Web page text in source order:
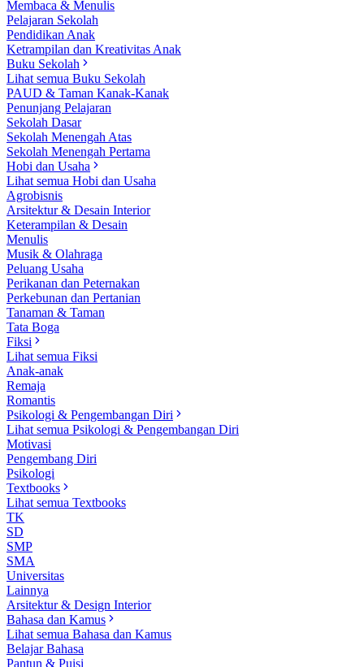
Membaca & Menulis
Pelajaran Sekolah
Pendidikan Anak
Ketrampilan dan Kreativitas Anak
Buku Sekolah
Lihat semua Buku Sekolah
PAUD & Taman Kanak-Kanak
Penunjang Pelajaran
Sekolah Dasar
Sekolah Menengah Atas
Sekolah Menengah Pertama
Hobi dan Usaha
Lihat semua Hobi dan Usaha
Agrobisnis
Arsitektur & Desain Interior
Keterampilan & Desain
Menulis
Musik & Olahraga
Peluang Usaha
Perikanan dan Peternakan
Perkebunan dan Pertanian
Tanaman & Taman
Tata Boga
Fiksi
Lihat semua Fiksi
Anak-anak
Remaja
Romantis
Psikologi & Pengembangan Diri
Lihat semua Psikologi & Pengembangan Diri
Motivasi
Pengembang Diri
Psikologi
Textbooks
Lihat semua Textbooks
TK
SD
SMP
SMA
Universitas
Lainnya
Arsitektur & Design Interior
Bahasa dan Kamus
Lihat semua Bahasa dan Kamus
Belajar Bahasa
Pantun & Puisi